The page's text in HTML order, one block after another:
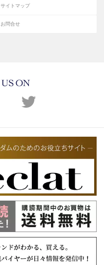
サイトマップ
お問合せ